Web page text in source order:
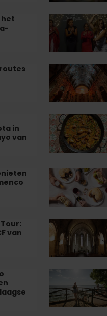
unieke
tentoonstelling
in
het…
in
Valencia
het
Geniet
van
de
flamenco!
Kom
naar
de
van
de
Santos
Juanes
in
Valencia
in
van
Leer
paella
koken
València
Waar
kun
je
de
buurt
van
de
zee
ontbijten
in
València
van
Rondleidingen
door
Hospital
op
de